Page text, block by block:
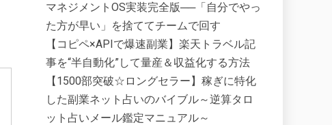
マネジメントOS実装完全版──「自分でやっ
た方が早い」を捨ててチームで回す
【コピペ×APIで爆速副業】楽天トラベル記
事を“半自動化”して量産＆収益化する方法
【1500部突破☆ロングセラー】稼ぎに特化
した副業ネット占いのバイブル～逆算タロ
ット占いメール鑑定マニュアル～